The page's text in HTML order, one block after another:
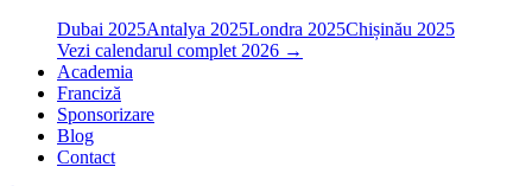
Dubai 2025Antalya 2025Londra 2025Chișinău 2025
Vezi calendarul complet 2026 →
Academia
Franciză
Sponsorizare
Blog
Contact